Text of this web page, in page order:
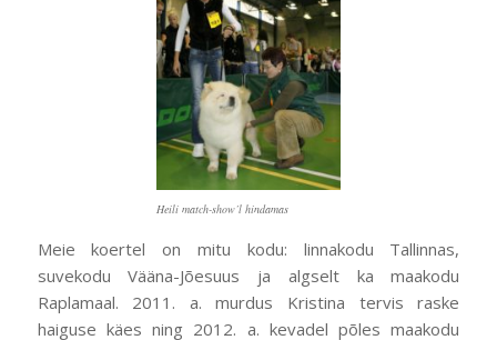
Heili match-show’l hindamas
Meie koertel on mitu kodu: linnakodu Tallinnas,
suvekodu Vääna-Jõesuus ja algselt ka maakodu
Raplamaal. 2011. a. murdus Kristina tervis raske
haiguse käes ning 2012. a. kevadel põles maakodu